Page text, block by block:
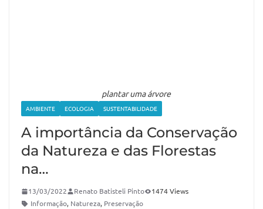
plantar uma árvore
AMBIENTE ECOLOGIA SUSTENTABILIDADE
A importância da Conservação
da Natureza e das Florestas
na…
13/03/2022 Renato Batisteli Pinto
1474 Views
Informação, Natureza, Preservação